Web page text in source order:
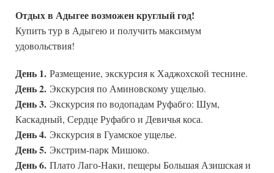
Отдых в Адыгее возможен круглый год!
Купить тур в Адыгею и получить максимум
удовольствия!
День 1. Размещение, экскурсия к Хаджохской теснине.
День 2. Экскурсия по Аминовскому ущелью.
День 3. Экскурсия по водопадам Руфабго: Шум,
Каскадный, Сердце Руфабго и Девичья коса.
День 4. Экскурсия в Гуамское ущелье.
День 5. Экстрим-парк Мишоко.
День 6. Плато Лаго-Наки, пещеры Большая Азишская и